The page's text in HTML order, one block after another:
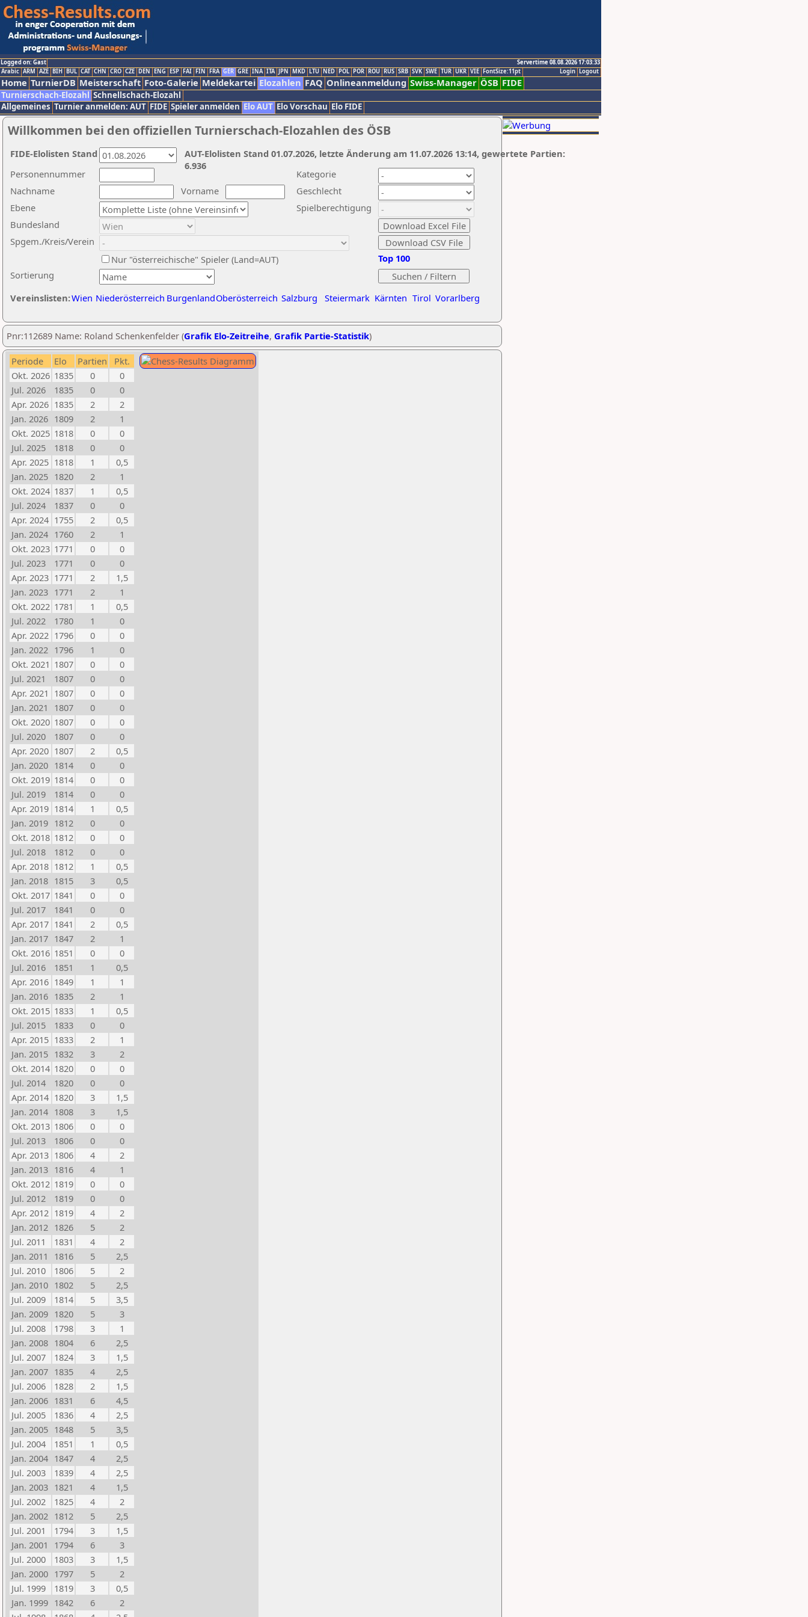
Logged on: Gast
Servertime 08.08.2026 17:03:33
Logout
Login
Arabic ARM AZE BIH BUL CAT CHN CRO CZE DEN ENG ESP FAI FIN FRA GER GRE INA ITA JPN MKD LTU NED POL POR ROU RUS SRB SVK SWE TUR UKR VIE FontSize:11pt
Home TurnierDB Meisterschaft Foto-Galerie Meldekartei Elozahlen FAQ Onlineanmeldung Swiss-Manager ÖSB FIDE
Turnierschach-Elozahl Schnellschach-Elozahl
Allgemeines Turnier anmelden: AUT FIDE Spieler anmelden Elo AUT Elo Vorschau Elo FIDE
Willkommen bei den offiziellen Turnierschach-Elozahlen des ÖSB
Nachname
Vorname
Ebene
Kategorie
Sortierung
Personennummer
Bundesland
Spgem./Kreis/Verein
Geschlecht
Nur "österreichische" Spieler (Land=AUT)
Spielberechtigung
Vereinslisten:Wien Niederösterreich BurgenlandOberösterreich Salzburg Steiermark Kärnten Tirol Vorarlberg
Top 100
AUT-Elolisten Stand 01.07.2026, letzte Änderung am 11.07.2026 13:14, gewertete Partien:
6.936
FIDE-Elolisten Stand
Pnr:112689 Name: Roland Schenkenfelder (Grafik Elo-Zeitreihe, Grafik Partie-Statistik)
Periode Elo Partien
Pkt.
Okt. 2026 1835 0
0
Jul. 2026
1835 0
0
Apr. 2026 1835 2
2
Jan. 2026 1809 2
1
Okt. 2025 1818 0
0
Jul. 2025
1818 0
0
Apr. 2025 1818 1
0,5
Jan. 2025 1820 2
1
Okt. 2024 1837 1
0,5
Jul. 2024
1837 0
0
Apr. 2024 1755 2
0,5
Jan. 2024 1760 2
1
Okt. 2023 1771 0
0
Jul. 2023
1771 0
0
Apr. 2023 1771 2
1,5
Jan. 2023 1771 2
1
Okt. 2022 1781 1
0,5
Jul. 2022
1780 1
0
Apr. 2022 1796 0
0
Jan. 2022 1796 1
0
Okt. 2021 1807 0
0
Jul. 2021
1807 0
0
Apr. 2021 1807 0
0
Jan. 2021
1807 0
0
Okt. 2020 1807 0
0
Jul. 2020
1807 0
0
Apr. 2020 1807 2
0,5
Jan. 2020 1814 0
0
Okt. 2019 1814 0
0
Jul. 2019
1814 0
0
Apr. 2019 1814 1
0,5
Jan. 2019 1812 0
0
Okt. 2018 1812 0
0
Jul. 2018
1812 0
0
Apr. 2018 1812 1
0,5
Jan. 2018 1815 3
0,5
Okt. 2017 1841 0
0
Jul. 2017
1841 0
0
Apr. 2017 1841 2
0,5
Jan. 2017 1847 2
1
Okt. 2016 1851 0
0
Jul. 2016
1851 1
0,5
Apr. 2016 1849 1
1
Jan. 2016 1835 2
1
Okt. 2015 1833 1
0,5
Jul. 2015
1833 0
0
Apr. 2015 1833 2
1
Jan. 2015 1832 3
2
Okt. 2014 1820 0
0
Jul. 2014
1820 0
0
Apr. 2014 1820 3
1,5
Jan. 2014 1808 3
1,5
Okt. 2013 1806 0
0
Jul. 2013
1806 0
0
Apr. 2013 1806 4
2
Jan. 2013 1816 4
1
Okt. 2012 1819 0
0
Jul. 2012
1819 0
0
Apr. 2012 1819 4
2
Jan. 2012 1826 5
2
Jul. 2011
1831 4
2
Jan. 2011
1816 5
2,5
Jul. 2010
1806 5
2
Jan. 2010 1802 5
2,5
Jul. 2009
1814 5
3,5
Jan. 2009 1820 5
3
Jul. 2008
1798 3
1
Jan. 2008 1804 6
2,5
Jul. 2007
1824 3
1,5
Jan. 2007 1835 4
2,5
Jul. 2006
1828 2
1,5
Jan. 2006 1831 6
4,5
Jul. 2005
1836 4
2,5
Jan. 2005 1848 5
3,5
Jul. 2004
1851 1
0,5
Jan. 2004 1847 4
2,5
Jul. 2003
1839 4
2,5
Jan. 2003 1821 4
1,5
Jul. 2002
1825 4
2
Jan. 2002 1812 5
2,5
Jul. 2001
1794 3
1,5
Jan. 2001
1794 6
3
Jul. 2000
1803 3
1,5
Jan. 2000 1797 5
2
Jul. 1999
1819 3
0,5
Jan. 1999 1842 6
2